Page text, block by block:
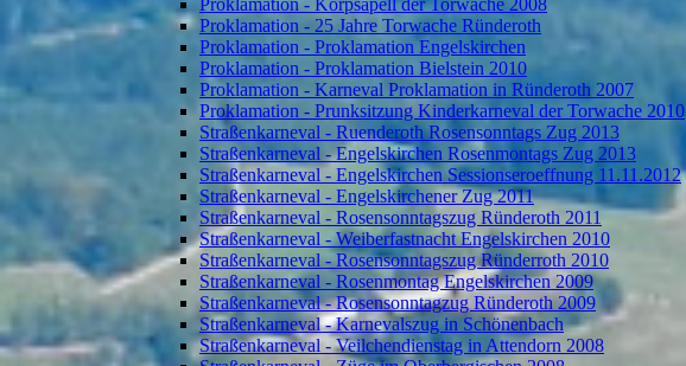
Proklamation - Korpsapell der Torwache 2008
Proklamation - 25 Jahre Torwache Ründeroth
Proklamation - Proklamation Engelskirchen
Proklamation - Proklamation Bielstein 2010
Proklamation - Karneval Proklamation in Ründeroth 2007
Proklamation - Prunksitzung Kinderkarneval der Torwache 2010
Straßenkarneval - Ruenderoth Rosensonntags Zug 2013
Straßenkarneval - Engelskirchen Rosenmontags Zug 2013
Straßenkarneval - Engelskirchen Sessionseroeffnung 11.11.2012
Straßenkarneval - Engelskirchener Zug 2011
Straßenkarneval - Rosensonntagszug Ründeroth 2011
Straßenkarneval - Weiberfastnacht Engelskirchen 2010
Straßenkarneval - Rosensonntagszug Ründerroth 2010
Straßenkarneval - Rosenmontag Engelskirchen 2009
Straßenkarneval - Rosensonntagzug Ründeroth 2009
Straßenkarneval - Karnevalszug in Schönenbach
Straßenkarneval - Veilchendienstag in Attendorn 2008